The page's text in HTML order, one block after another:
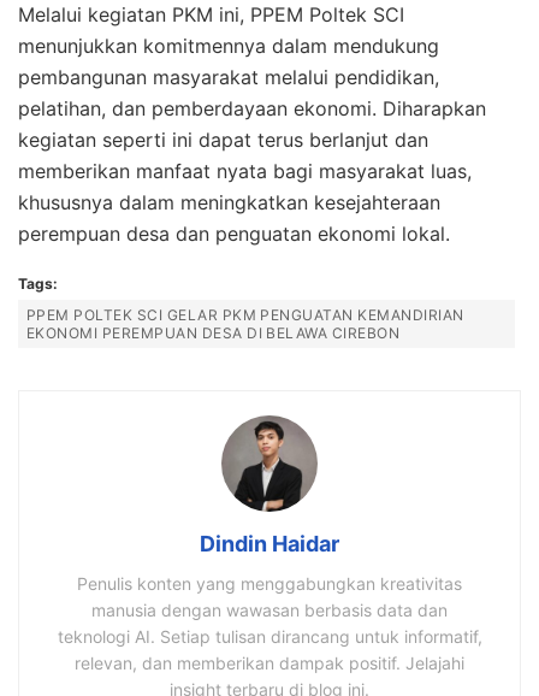
Melalui kegiatan PKM ini, PPEM Poltek SCI
menunjukkan komitmennya dalam mendukung
pembangunan masyarakat melalui pendidikan,
pelatihan, dan pemberdayaan ekonomi. Diharapkan
kegiatan seperti ini dapat terus berlanjut dan
memberikan manfaat nyata bagi masyarakat luas,
khususnya dalam meningkatkan kesejahteraan
perempuan desa dan penguatan ekonomi lokal.
Tags:
PPEM POLTEK SCI GELAR PKM PENGUATAN KEMANDIRIAN
EKONOMI PEREMPUAN DESA DI BELAWA CIREBON
Dindin Haidar
Penulis konten yang menggabungkan kreativitas
manusia dengan wawasan berbasis data dan
teknologi AI. Setiap tulisan dirancang untuk informatif,
relevan, dan memberikan dampak positif. Jelajahi
insight terbaru di blog ini.